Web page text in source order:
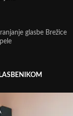
glasbe Brežice